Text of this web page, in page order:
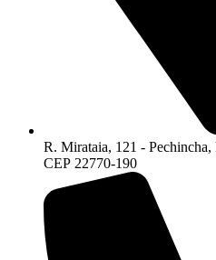
R. Mirataia, 121 - Pechincha,
CEP 22770-190